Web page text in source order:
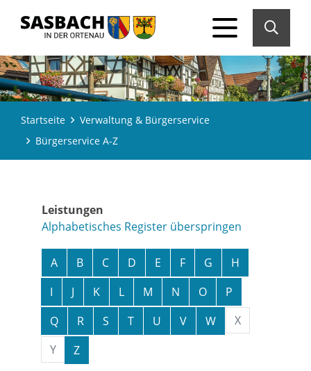
Startseite
Verwaltung & Bürgerservice
Bürgerservice A-Z
Leistungen
Alphabetisches Register überspringen
A B C D E F G
H
I
J K L M N O
P
Q
R S T U V W
X
Y
Z